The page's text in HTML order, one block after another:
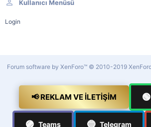
Kullanıcı Menüsü
Login
Forum software by XenForo™ © 2010-2019
📢 REKLAM VE İLETIŞIM 🟢
🟣 Teams 🔵 Telegram